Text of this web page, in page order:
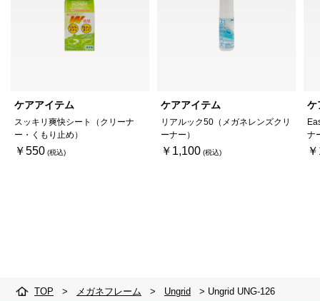
ケアアイテム
スッキリ爽快シート（クリーナ
ー・くもり止め）
￥550
ケアアイテム
リアルック50（メガネレンズクリ
ーナー）
￥1,100
ケ
ナ
TOP > メガネフレーム > Ungrid > Ungrid UNG-126